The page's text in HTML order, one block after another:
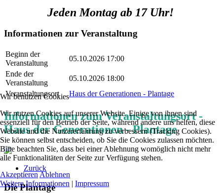
Jeden Montag ab 17 Uhr!
Informationen zur Veranstaltung
Beginn der
Veranstaltung
05.10.2026 17:00
Ende der
Veranstaltung
05.10.2026 18:00
Veranstaltungsort
Haus der Generationen - Plantage
Informationen zum Veranstaltungsort -
Haus der Generationen - Plantage
Zurück
Die Plantage
Wir benutzen Cookies
Wir nutzen Cookies auf unserer Website. Einige von ihnen sind
essenziell für den Betrieb der Seite, während andere uns helfen, diese
Website und die Nutzererfahrung zu verbessern (Tracking Cookies).
Sie können selbst entscheiden, ob Sie die Cookies zulassen möchten.
Bitte beachten Sie, dass bei einer Ablehnung womöglich nicht mehr
alle Funktionalitäten der Seite zur Verfügung stehen.
AkzeptierenAblehnen
Weitere Informationen | Impressum